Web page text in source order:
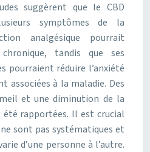
suggèrent que le CBD
symptômes de la
analgésique pourrait
tandis que ses
pourraient réduire l’anxiété
associées à la maladie. Des
et une diminution de la
rapportées. Il est crucial
sont pas systématiques et
d’une personne à l’autre.